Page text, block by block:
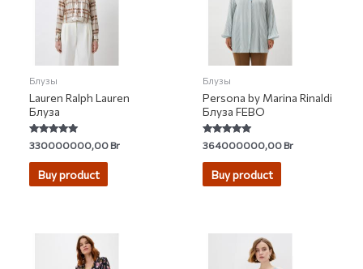
Блузы
Lauren Ralph Lauren
Блуза
Rated
5.00
out of 5
330000000,00Br
Buy product
Блузы
Persona by Marina Rinaldi
Блуза FEBO
Rated
5.00
out of 5
364000000,00Br
Buy product